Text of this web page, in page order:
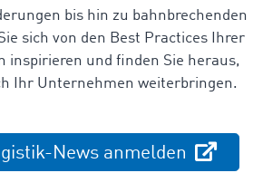
bis hin zu bahnbrechenden
sich von den Best Practices Ihrer
inspirieren und finden Sie heraus,
Ihr Unternehmen weiterbringen.
News anmelden